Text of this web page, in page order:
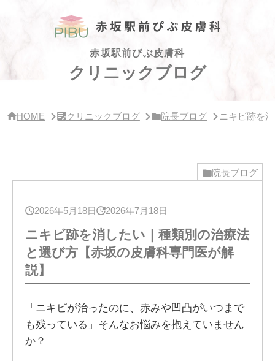
赤坂駅前ぴぶ皮膚科
クリニックブログ
HOME クリニックブログ 院長ブログ ニキビ跡を
院長ブログ
2026年5月18日 2026年7月18日
ニキビ跡を消したい｜種類別の治療法
と選び方【赤坂の皮膚科専門医が解
説】
「ニキビが治ったのに、赤みや凹凸がいつまで
も残っている」そんなお悩みを抱えていません
か？